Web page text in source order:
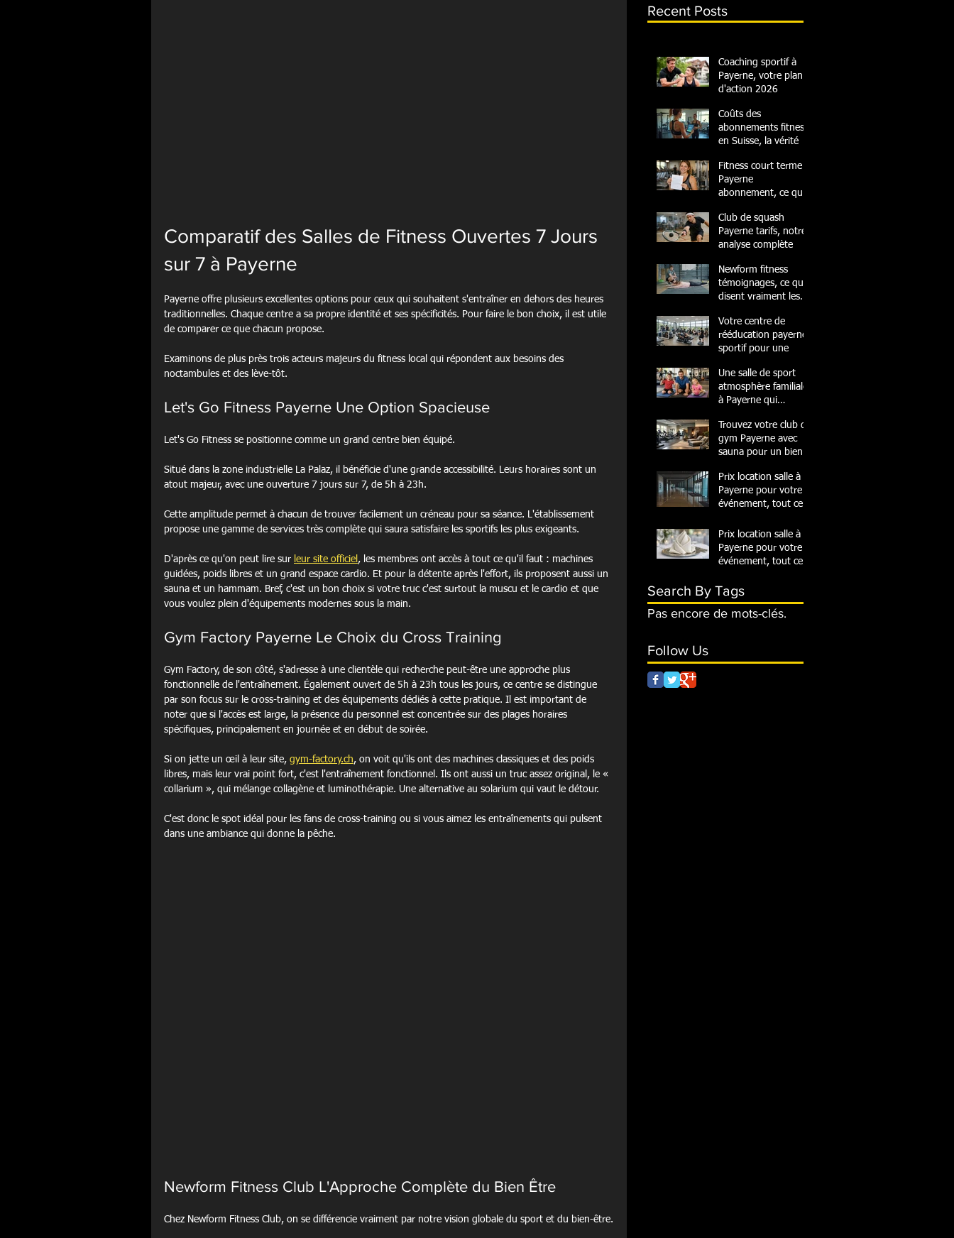
Comparatif des Salles de Fitness Ouvertes 7 Jours
sur 7 à Payerne
Payerne offre plusieurs excellentes options pour ceux qui souhaitent s'entraîner en dehors des heures
traditionnelles. Chaque centre a sa propre identité et ses spécificités. Pour faire le bon choix, il est utile
de comparer ce que chacun propose.
Examinons de plus près trois acteurs majeurs du fitness local qui répondent aux besoins des
noctambules et des lève-tôt.
Let's Go Fitness Payerne Une Option Spacieuse
Let's Go Fitness se positionne comme un grand centre bien équipé.
Situé dans la zone industrielle La Palaz, il bénéficie d'une grande accessibilité. Leurs horaires sont un
atout majeur, avec une ouverture 7 jours sur 7, de 5h à 23h.
Cette amplitude permet à chacun de trouver facilement un créneau pour sa séance. L'établissement
propose une gamme de services très complète qui saura satisfaire les sportifs les plus exigeants.
D'après ce qu'on peut lire sur leur site officiel , les membres ont accès à tout ce qu'il faut : machines
guidées, poids libres et un grand espace cardio. Et pour la détente après l'effort, ils proposent aussi un
sauna et un hammam. Bref, c'est un bon choix si votre truc c'est surtout la muscu et le cardio et que
vous voulez plein d'équipements modernes sous la main.
Gym Factory Payerne Le Choix du Cross Training
Gym Factory, de son côté, s'adresse à une clientèle qui recherche peut-être une approche plus
fonctionnelle de l'entraînement. Également ouvert de 5h à 23h tous les jours, ce centre se distingue
par son focus sur le cross-training et des équipements dédiés à cette pratique. Il est important de
noter que si l'accès est large, la présence du personnel est concentrée sur des plages horaires
spécifiques, principalement en journée et en début de soirée.
Si on jette un œil à leur site, gym-factory.ch, on voit qu'ils ont des machines classiques et des poids
libres, mais leur vrai point fort, c'est l'entraînement fonctionnel. Ils ont aussi un truc assez original, le «
collarium », qui mélange collagène et luminothérapie. Une alternative au solarium qui vaut le détour.
C'est donc le spot idéal pour les fans de cross-training ou si vous aimez les entraînements qui pulsent
dans une ambiance qui donne la pêche.
Newform Fitness Club L'Approche Complète du Bien Être
Chez Newform Fitness Club, on se différencie vraiment par notre vision globale du sport et du bien-être.
Recent Posts
Coaching sportif à
Payerne, votre plan
d'action 2026
Coûts des
abonnements fitness
en Suisse, la vérité
Fitness court terme
Payerne
abonnement, ce qu'il
Club de squash
Payerne tarifs, notre
analyse complète
Newform fitness
témoignages, ce que
disent vraiment les
Votre centre de
rééducation payerne
sportif pour une
Une salle de sport
atmosphère familiale
à Payerne qui
Trouvez votre club de
gym Payerne avec
sauna pour un bien-
Prix location salle à
Payerne pour votre
événement, tout ce
Prix location salle à
Payerne pour votre
événement, tout ce
Search By Tags
Pas encore de mots-clés.
Follow Us